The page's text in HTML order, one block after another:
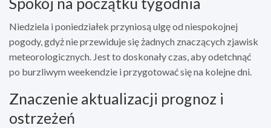
Niedziela i poniedziałek przyniosą ulgę od niespokojnej
pogody, gdyż nie przewiduje się żadnych znaczących zjawisk
meteorologicznych. Jest to doskonały czas, aby odetchnąć
po burzliwym weekendzie i przygotować się na kolejne dni.
Znaczenie aktualizacji prognoz i
ostrzeżeń